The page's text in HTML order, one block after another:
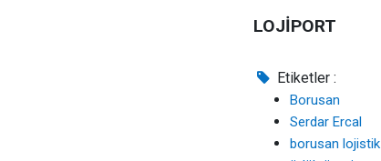
LOJİPORT
Etiketler :
Borusan
Serdar Ercal
borusan lojistik